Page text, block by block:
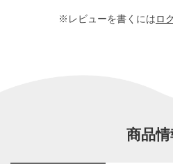
※レビューを書くにはロ
商品情